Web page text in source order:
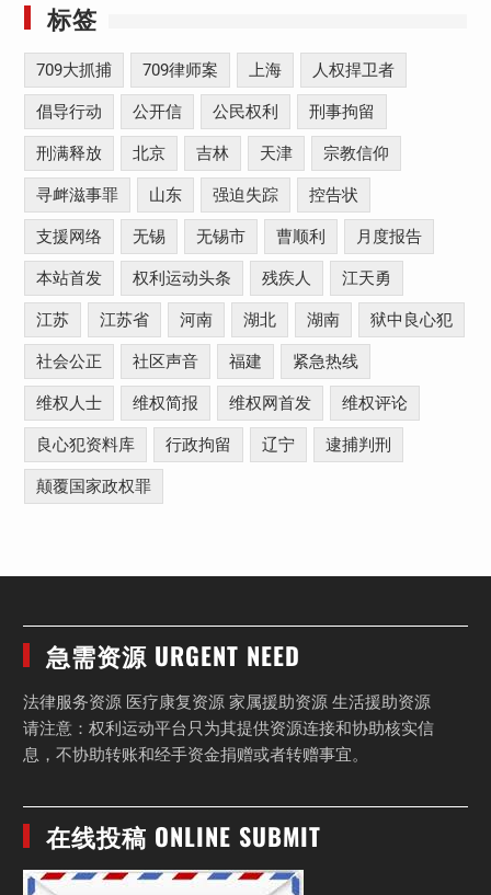
标签
709大抓捕 709律师案 上海 人权捍卫者
倡导行动 公开信 公民权利 刑事拘留
刑满释放 北京 吉林 天津 宗教信仰
寻衅滋事罪 山东 强迫失踪 控告状
支援网络 无锡 无锡市 曹顺利 月度报告
本站首发 权利运动头条 残疾人 江天勇
江苏 江苏省 河南 湖北 湖南 狱中良心犯
社会公正 社区声音 福建 紧急热线
维权人士 维权简报 维权网首发 维权评论
良心犯资料库 行政拘留 辽宁 逮捕判刑
颠覆国家政权罪
急需资源 URGENT NEED
法律服务资源 医疗康复资源 家属援助资源 生活援助资源
请注意：权利运动平台只为其提供资源连接和协助核实信
息，不协助转账和经手资金捐赠或者转赠事宜。
在线投稿 ONLINE SUBMIT